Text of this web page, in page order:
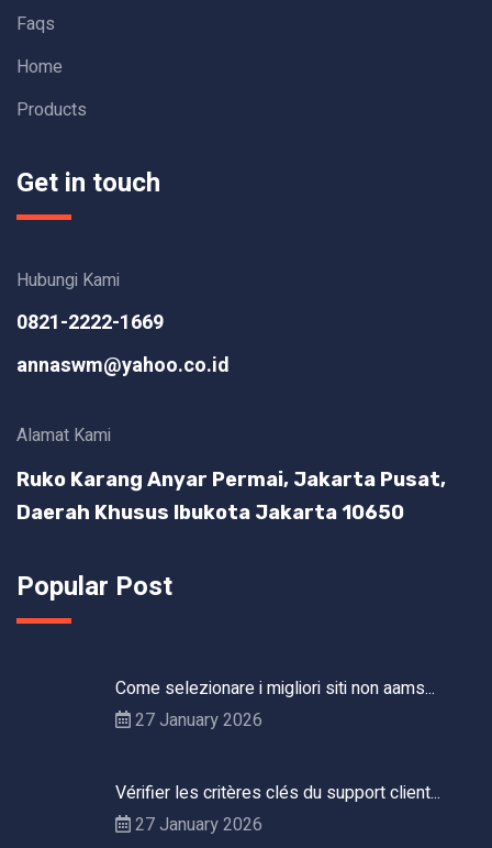
Faqs
Home
Products
Get in touch
Hubungi Kami
0821-2222-1669
annaswm@yahoo.co.id
Alamat Kami
Ruko Karang Anyar Permai, Jakarta Pusat,
Daerah Khusus Ibukota Jakarta 10650
Popular Post
Come selezionare i migliori siti non aams...
27 January 2026
Vérifier les critères clés du support client...
27 January 2026